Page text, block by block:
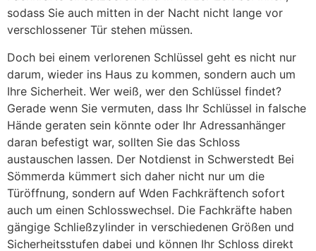
sodass Sie auch mitten in der Nacht nicht lange vor
verschlossener Tür stehen müssen.
Doch bei einem verlorenen Schlüssel geht es nicht nur
darum, wieder ins Haus zu kommen, sondern auch um
Ihre Sicherheit. Wer weiß, wer den Schlüssel findet?
Gerade wenn Sie vermuten, dass Ihr Schlüssel in falsche
Hände geraten sein könnte oder Ihr Adressanhänger
daran befestigt war, sollten Sie das Schloss
austauschen lassen. Der Notdienst in Schwerstedt Bei
Sömmerda kümmert sich daher nicht nur um die
Türöffnung, sondern auf Wden Fachkräftench sofort
auch um einen Schlosswechsel. Die Fachkräfte haben
gängige Schließzylinder in verschiedenen Größen und
Sicherheitsstufen dabei und können Ihr Schloss direkt